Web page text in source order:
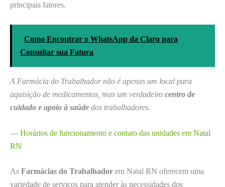
principais fatores.
Como Encontrar o WhatsApp da Claro para
Consultar sua Fatura
A Farmácia do Trabalhador não é apenas um local para
aquisição de medicamentos, mas um verdadeiro centro de
cuidado e apoio à saúde dos trabalhadores.
— Horários de funcionamento e contato das unidades em Natal
RN
As Farmácias do Trabalhador em Natal RN oferecem uma
variedade de serviços para atender às necessidades dos